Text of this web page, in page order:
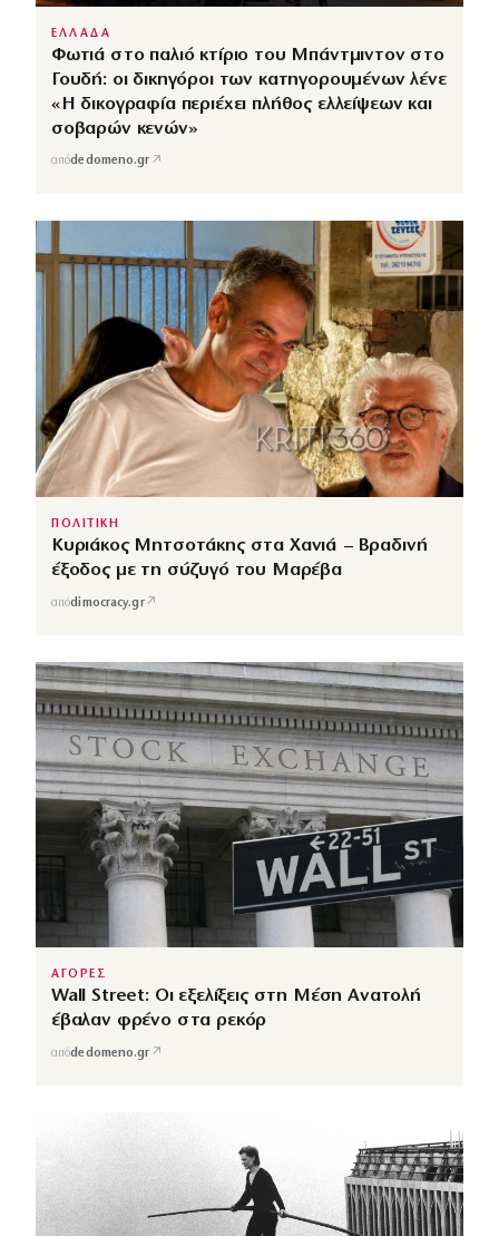
ΕΛΛΑΔΑ
Φωτιά στο παλιό κτίριο του Μπάντμιντον στο
Γουδή: οι δικηγόροι των κατηγορουμένων λένε
«Η δικογραφία περιέχει πλήθος ελλείψεων και
σοβαρών κενών»
απόdedomeno.gr ↗
ΠΟΛΙΤΙΚΗ
Κυριάκος Μητσοτάκης στα Χανιά – Βραδινή
έξοδος με τη σύζυγό του Μαρέβα
απόdimocracy.gr↗
ΑΓΟΡΕΣ
Wall Street: Οι εξελίξεις στη Μέση Ανατολή
έβαλαν φρένο στα ρεκόρ
απόdedomeno.gr ↗